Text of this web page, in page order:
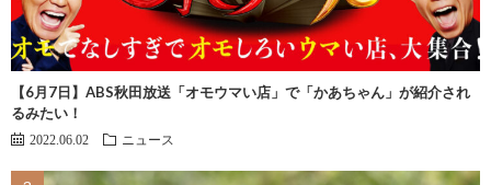
【6月7日】ABS秋田放送「オモウマい店」で「かあちゃん」が紹介され
るみたい！
2022.06.02 ニュース